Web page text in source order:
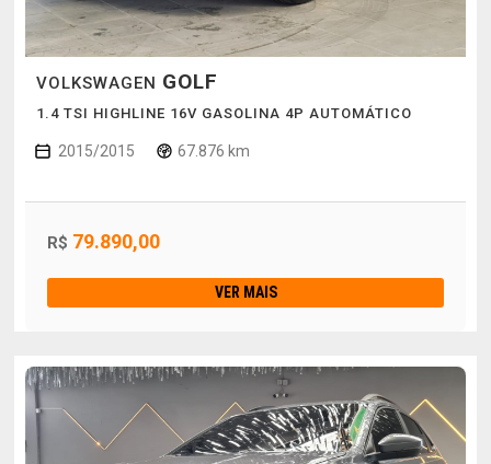
VOLKSWAGEN GOLF
1.4 TSI HIGHLINE 16V GASOLINA 4P AUTOMÁTICO
2015/2015 67.876 km
R$ 79.890,00
VER MAIS